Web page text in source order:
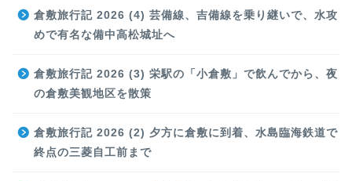
倉敷旅行記 2026 (4) 芸備線、吉備線を乗り継いで、水攻
めで有名な備中高松城址へ
倉敷旅行記 2026 (3) 栄駅の「小倉敷」で飲んでから、夜
の倉敷美観地区を散策
倉敷旅行記 2026 (2) 夕方に倉敷に到着、水島臨海鉄道で
終点の三菱自工前まで